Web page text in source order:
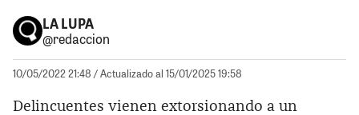
LA LUPA
@redaccion
10/05/2022 21:48 / Actualizado al 15/01/2025 19:58
Delincuentes vienen extorsionando a un